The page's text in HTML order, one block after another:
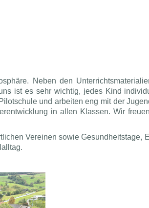
Neben den
ist es sehr wichtig, jedes Kind
und arbeiten eng mit der
in allen Klassen. Wir
Vereinen sowie Gesundheitstage,